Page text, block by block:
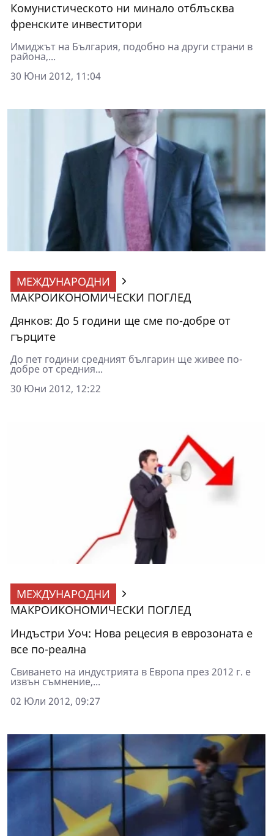
Комунистическото ни минало отблъсква
френските инвеститори
Имиджът на България, подобно на други страни в
района,...
30 Юни 2012, 11:04
МЕЖДУНАРОДНИ
МАКРОИКОНОМИЧЕСКИ ПОГЛЕД
Дянков: До 5 години ще сме по-добре от
гърците
До пет години средният българин ще живее по-
добре от средния...
30 Юни 2012, 12:22
МЕЖДУНАРОДНИ
МАКРОИКОНОМИЧЕСКИ ПОГЛЕД
Индъстри Уоч: Нова рецесия в еврозоната е
все по-реална
Свиването на индустрията в Европа през 2012 г. е
извън съмнение,...
02 Юли 2012, 09:27